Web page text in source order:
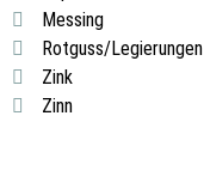
Messing
Rotguss/Legierungen
Zink
Zinn